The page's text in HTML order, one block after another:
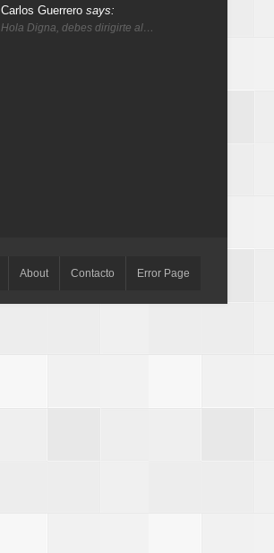
Carlos Guerrero says:
Hola Digna, debes dirigirte al…
About Contacto Error Page